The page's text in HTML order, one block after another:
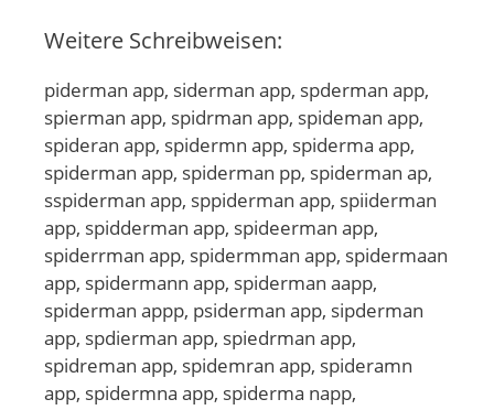
Weitere Schreibweisen:
piderman app, siderman app, spderman app,
spierman app, spidrman app, spideman app,
spideran app, spidermn app, spiderma app,
spiderman app, spiderman pp, spiderman ap,
sspiderman app, sppiderman app, spiiderman
app, spidderman app, spideerman app,
spiderrman app, spidermman app, spidermaan
app, spidermann app, spiderman aapp,
spiderman appp, psiderman app, sipderman
app, spdierman app, spiedrman app,
spidreman app, spidemran app, spideramn
app, spidermna app, spiderma napp,